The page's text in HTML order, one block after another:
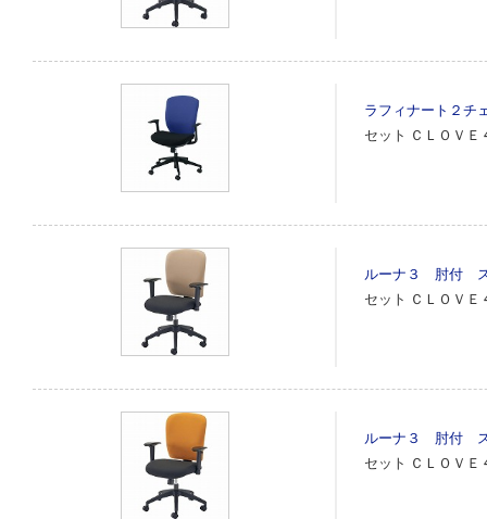
ラフィナート２
セット ＣＬＯＶＥ
ルーナ３ 肘付 ス
セット ＣＬＯＶＥ
ルーナ３ 肘付 ス
セット ＣＬＯＶＥ